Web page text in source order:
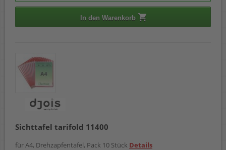
In den Warenkorb
Sichttafel tarifold 11400
für A4, Drehzapfentafel, Pack 10 Stück Details